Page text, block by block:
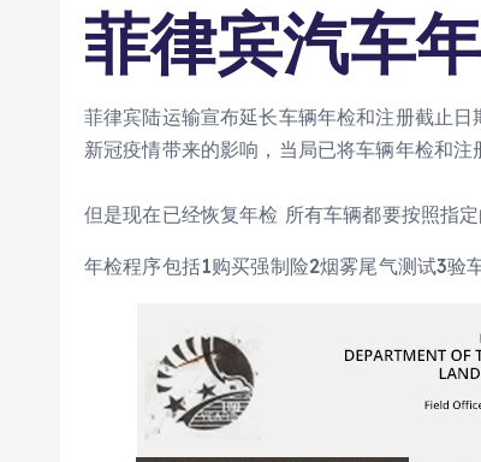
菲律宾汽车
菲律宾陆运输宣布延长车辆年检和注册截止
新冠疫情带来的影响，当局已将车辆年检和
但是现在已经恢复年检 所有车辆都要按照指
年检程序包括1购买强制险2烟雾尾气测试3验